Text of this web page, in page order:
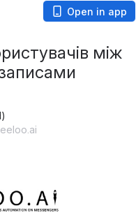
Open in app
між